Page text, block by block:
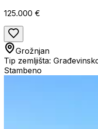
125.000 €
Grožnjan
Tip zemljišta:
Stambeno